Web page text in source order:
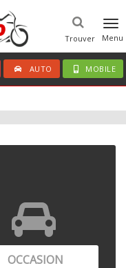
Menu
Trouver
AUTO MOBILE
OCCASION